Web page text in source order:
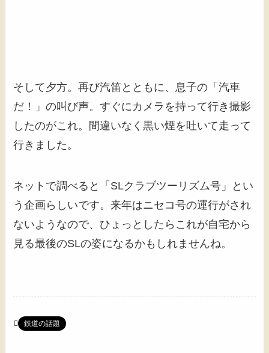
そして夕方。再び汽笛とともに、息子の「汽車
だ！」の叫び声。すぐにカメラを持って行き撮影
したのがこれ。間違いなく黒い煙を吐いて走って
行きました。
ネットで調べると「SLクラブツーリズム号」とい
う企画らしいです。来年はニセコ号の運行がされ
ないようなので、ひょっとしたらこれが自宅から
見る最後のSLの姿になるかもしれませんね。
鉄道の話題